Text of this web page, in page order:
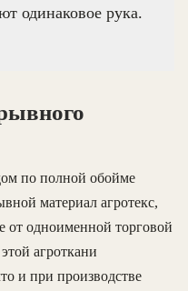
одинаковое рука.
по полной обойме
материал агротекс,
от одноименной торговой
агроткани
и при производстве